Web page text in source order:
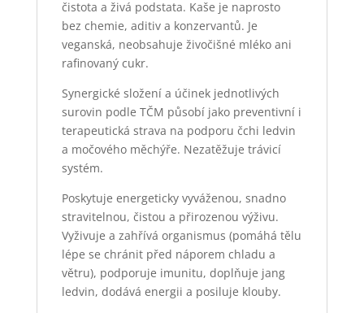
čistota a živá podstata. Kaše je naprosto
bez chemie, aditiv a konzervantů. Je
veganská, neobsahuje živočišné mléko ani
rafinovaný cukr.
Synergické složení a účinek jednotlivých
surovin podle TČM působí jako preventivní i
terapeutická strava na podporu čchi ledvin
a močového měchýře. Nezatěžuje trávicí
systém.
Poskytuje energeticky vyváženou, snadno
stravitelnou, čistou a přirozenou výživu.
Vyživuje a zahřívá organismus (pomáhá tělu
lépe se chránit před náporem chladu a
větru), podporuje imunitu, doplňuje jang
ledvin, dodává energii a posiluje klouby.